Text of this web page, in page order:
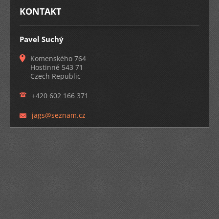
KONTAKT
Pavel Suchý
Komenského 764
Hostinné 543 71
Czech Republic
+420 602 166 371
jags@seznam.cz